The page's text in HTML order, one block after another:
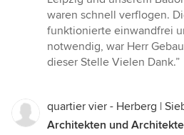
waren schnell verflogen.
funktionierte einwandfrei
notwendig, war Herr
dieser Stelle Vielen Dank.”
quartier vier - Herberg |
Architekten und